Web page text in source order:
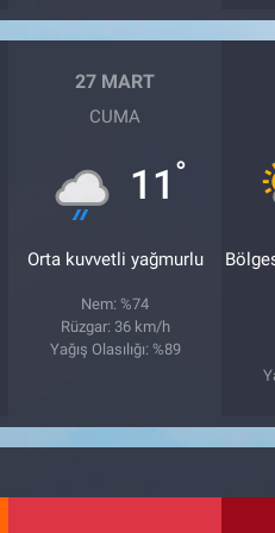
27 MART
CUMA
11 °
Orta kuvvetli yağmurlu
Nem: %74
Rüzgar: 36 km/h
Yağış Olasılığı: %89